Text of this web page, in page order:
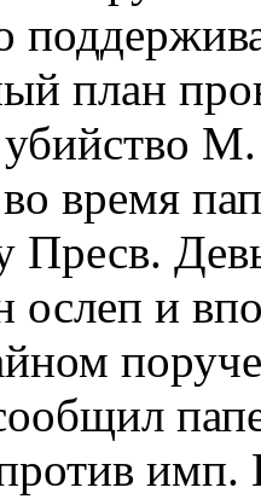
план
убийство
время
Пресв.
ослеп и
имп.